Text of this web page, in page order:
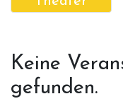
Keine
gefunden.